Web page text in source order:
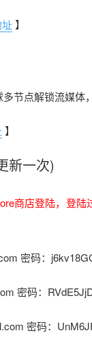
】
节点解锁流媒
】
新一次)
商店登陆，登
密码：
密码：
密码：